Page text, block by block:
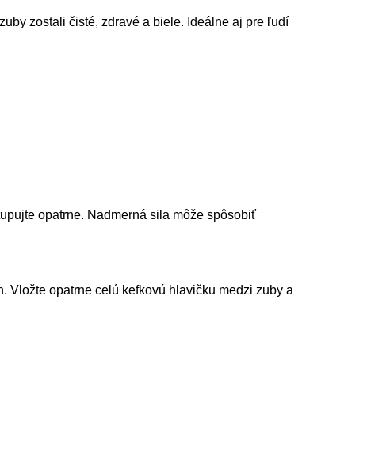
zostali čisté, zdravé a biele. Ideálne aj pre ľudí
opatrne. Nadmerná sila môže spôsobiť
Vložte opatrne celú kefkovú hlavičku medzi zuby a